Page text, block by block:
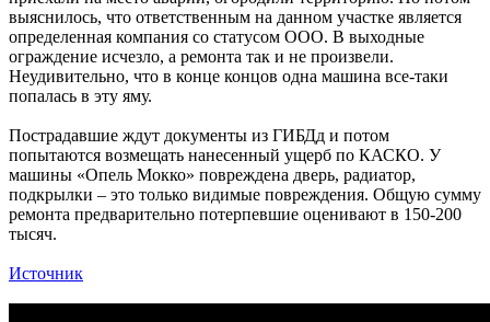
выяснилось, что ответственным на данном участке является
определенная компания со статусом ООО. В выходные
ограждение исчезло, а ремонта так и не произвели.
Неудивительно, что в конце концов одна машина все-таки
попалась в эту яму.
Пострадавшие ждут документы из ГИБДд и потом
попытаются возмещать нанесенный ущерб по КАСКО. У
машины «Опель Мокко» повреждена дверь, радиатор,
подкрылки – это только видимые повреждения. Общую сумму
ремонта предварительно потерпевшие оценивают в 150-200
тысяч.
Источник